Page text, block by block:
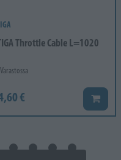
Throttle Cable L=1020
Varastossa
€ Lisää